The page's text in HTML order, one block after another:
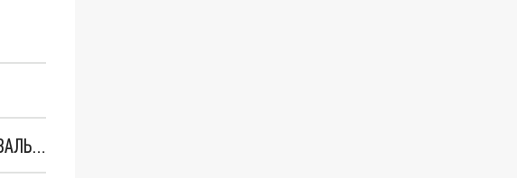
САЛЮТ В НОВОСИБИРСКЕ НА ДЕНЬ ГОРОДА 26 ИЮНЯ 2022: ГДЕ И КОГДА ПРОЙДЁТ ФЕСТИВАЛЬ ФЕЙЕРВЕРКОВ